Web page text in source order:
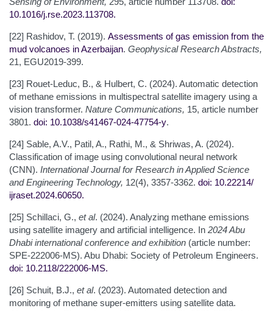
10.1016/j.rse.2023.113708.
[22] Rashidov, T. (2019). Assessments of gas emission from the
mud volcanoes in Azerbaijan. Geophysical Research Abstracts,
21, EGU2019-399.
[23] Rouet-Leduc, B., & Hulbert, C. (2024). Automatic detection
of methane emissions in multispectral satellite imagery using a
vision transformer. Nature Communications, 15, article number
3801. doi: 10.1038/s41467-024-47754-y.
[24] Sable, A.V., Patil, A., Rathi, M., & Shriwas, A. (2024).
Classification of image using convolutional neural network
(CNN). International Journal for Research in Applied Science
and Engineering Technology, 12(4), 3357-3362. doi: 10.22214/
ijraset.2024.60650.
[25] Schillaci, G., et al. (2024). Analyzing methane emissions
using satellite imagery and artificial intelligence. In 2024 Abu
Dhabi international conference and exhibition (article number:
SPE-222006-MS). Abu Dhabi: Society of Petroleum Engineers.
doi: 10.2118/222006-MS.
[26] Schuit, B.J., et al. (2023). Automated detection and
monitoring of methane super-emitters using satellite data.